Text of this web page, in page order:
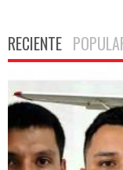
RECIENTE